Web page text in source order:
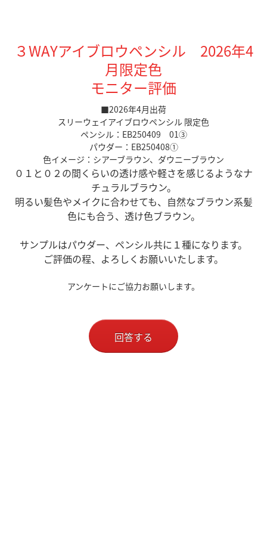
３WAYアイブロウペンシル 2026年4
月限定色
モニター評価
■2026年4月出荷
スリーウェイアイブロウペンシル 限定色
ペンシル：EB250409 01③
パウダー： EB250408①
色イメージ：シアーブラウン、ダウニーブラウン
０１と０２の間くらいの透け感や軽さを感じるようなナ
チュラルブラウン。
明るい髪色やメイクに合わせても、自然なブラウン系髪
色にも合う、透け色ブラウン。
サンプルはパウダー、ペンシル共に１種になります。
ご評価の程、よろしくお願いいたします。
アンケートにご協力お願いします。
回答する